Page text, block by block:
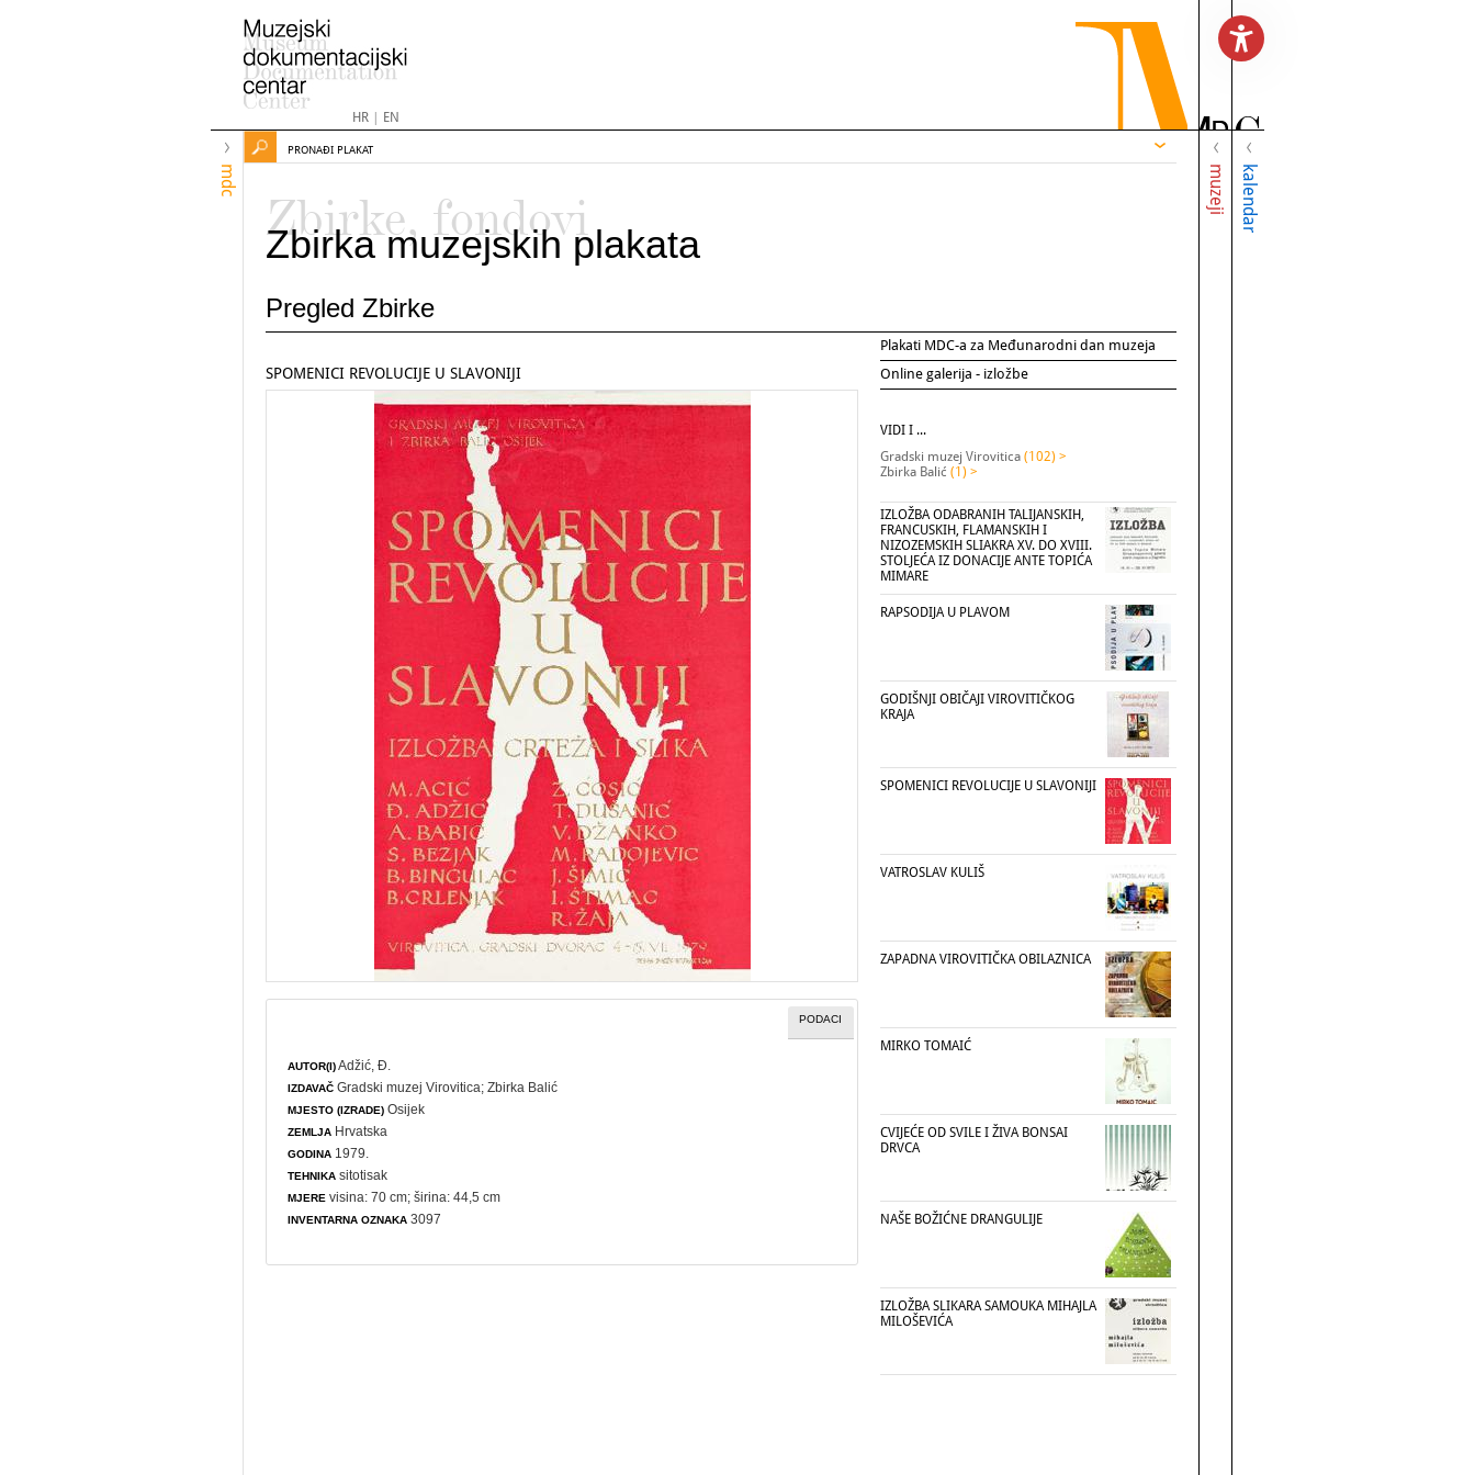
HR| EN
mdc muzeji kalendar
PRONAĐI PLAKAT
Zbirke, fondovi
Zbirka muzejskih plakata
Pregled Zbirke
Plakati MDC-a za Međunarodni dan muzeja
Online galerija - izložbe
SPOMENICI REVOLUCIJE U SLAVONIJI
PODACI
AUTOR(I)Adžić, Đ.
IZDAVAČ Gradski muzej Virovitica;Zbirka Balić
MJESTO (IZRADE) Osijek
ZEMLJA Hrvatska
GODINA 1979.
TEHNIKA sitotisak
MJERE visina: 70 cm; širina: 44,5 cm
INVENTARNA OZNAKA 3097
VIDI I ...
Gradski muzej Virovitica (102) >
Zbirka Balić (1) >
IZLOŽBA ODABRANIH TALIJANSKIH,
FRANCUSKIH, FLAMANSKIH I
NIZOZEMSKIH SLIAKRA XV. DO XVIII.
STOLJEĆA IZ DONACIJE ANTE TOPIĆA
MIMARE
RAPSODIJA U PLAVOM
GODIŠNJI OBIČAJI VIROVITIČKOG
KRAJA
SPOMENICI REVOLUCIJE U SLAVONIJI
VATROSLAV KULIŠ
ZAPADNA VIROVITIČKA OBILAZNICA
MIRKO TOMAIĆ
CVIJEĆE OD SVILE I ŽIVA BONSAI
DRVCA
NAŠE BOŽIĆNE DRANGULIJE
IZLOŽBA SLIKARA SAMOUKA MIHAJLA
MILOŠEVIĆA